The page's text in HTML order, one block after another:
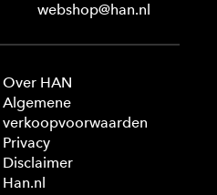
webshop@han.nl
Over HAN
Algemene
verkoopvoorwaarden
Privacy
Disclaimer
Han.nl